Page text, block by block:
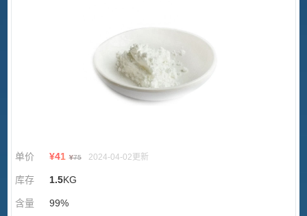
单价 ¥41 ¥75 2024-04-02更新
库存 1.5KG
含量 99%